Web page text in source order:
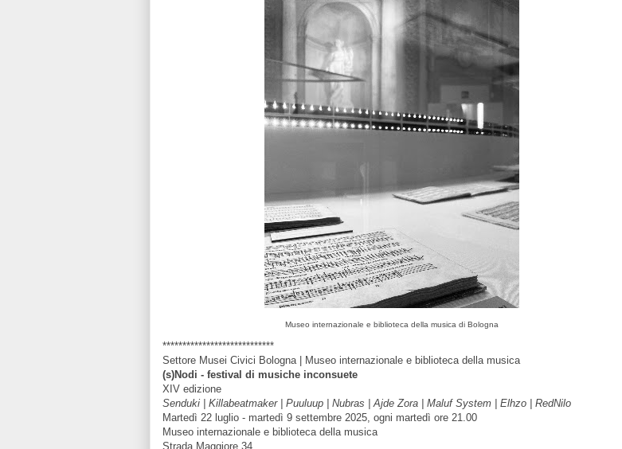
Museo internazionale e biblioteca della musica di Bologna
****************************
Settore Musei Civici Bologna | Museo internazionale e biblioteca della musica
(s)Nodi - festival di musiche inconsuete
XIV edizione
Senduki | Killabeatmaker | Puuluup | Nubras | Ajde Zora | Maluf System | Elhzo | RedNilo
Martedì 22 luglio - martedì 9 settembre 2025, ogni martedì ore 21.00
Museo internazionale e biblioteca della musica
Strada Maggiore 34